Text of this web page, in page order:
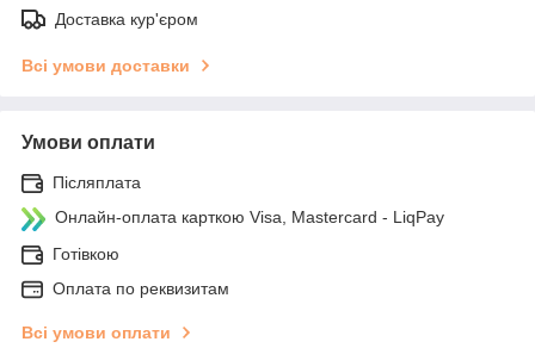
Доставка кур'єром
Всі умови доставки
Умови оплати
Післяплата
Онлайн-оплата карткою Visa, Mastercard - LiqPay
Готівкою
Оплата по реквизитам
Всі умови оплати